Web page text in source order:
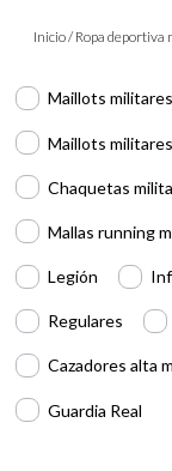
Inicio/ Ropa
Maillots
Maillots
Chaquetas
Mallas running
Legión
Regulares
Cazadores alta
Guardia Real